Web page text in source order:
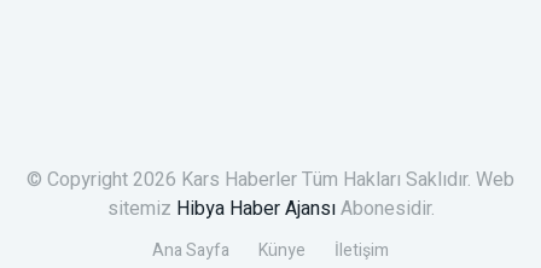
© Copyright 2026 Kars Haberler Tüm Hakları Saklıdır. Web
sitemiz Hibya Haber AjansıAbonesidir.
Ana Sayfa Künye İletişim